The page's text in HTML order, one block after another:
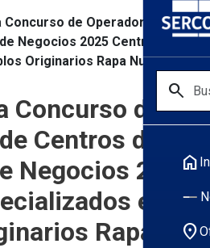
search
home
location_on
Concurso de Operadores de
Negocios 2025 Centros
Originarios Rapa Nui
Concurso de
Centros de
Negocios 2025
en
Rapa Nui